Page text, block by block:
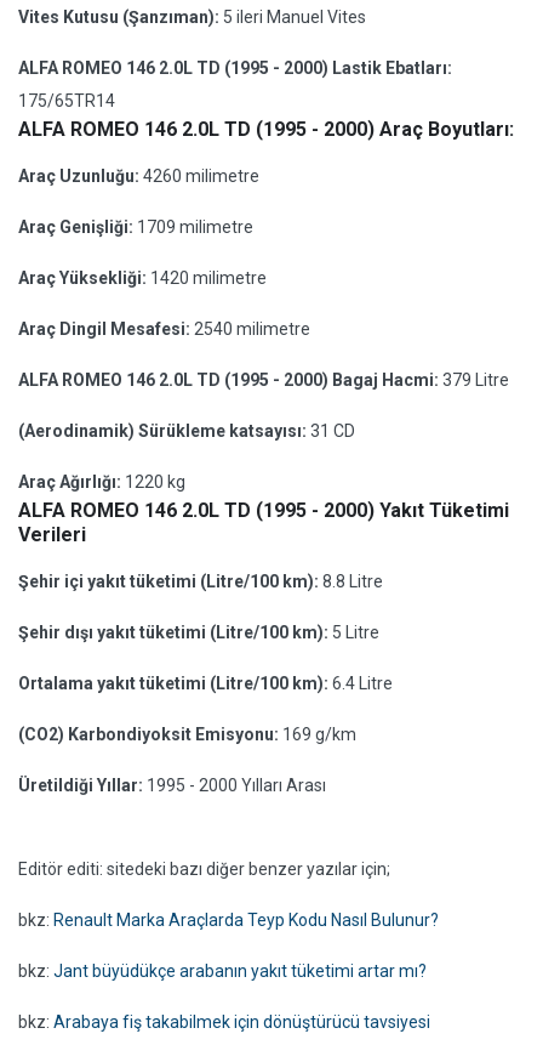
Vites Kutusu (Şanzıman): 5 ileri Manuel Vites
ALFA ROMEO 146 2.0L TD (1995 - 2000) Lastik Ebatları:
175/65TR14
ALFA ROMEO 146 2.0L TD (1995 - 2000) Araç Boyutları:
Araç Uzunluğu: 4260 milimetre
Araç Genişliği: 1709 milimetre
Araç Yüksekliği: 1420 milimetre
Araç Dingil Mesafesi: 2540 milimetre
ALFA ROMEO 146 2.0L TD (1995 - 2000) Bagaj Hacmi: 379 Litre
(Aerodinamik) Sürükleme katsayısı: 31 CD
Araç Ağırlığı: 1220 kg
ALFA ROMEO 146 2.0L TD (1995 - 2000) Yakıt Tüketimi
Verileri
Şehir içi yakıt tüketimi (Litre/100 km): 8.8 Litre
Şehir dışı yakıt tüketimi (Litre/100 km): 5 Litre
Ortalama yakıt tüketimi (Litre/100 km): 6.4 Litre
(CO2) Karbondiyoksit Emisyonu: 169 g/km
Üretildiği Yıllar: 1995 - 2000 Yılları Arası
Editör editi: sitedeki bazı diğer benzer yazılar için;
bkz: Renault Marka Araçlarda Teyp Kodu Nasıl Bulunur?
bkz: Jant büyüdükçe arabanın yakıt tüketimi artar mı?
bkz: Arabaya fiş takabilmek için dönüştürücü tavsiyesi